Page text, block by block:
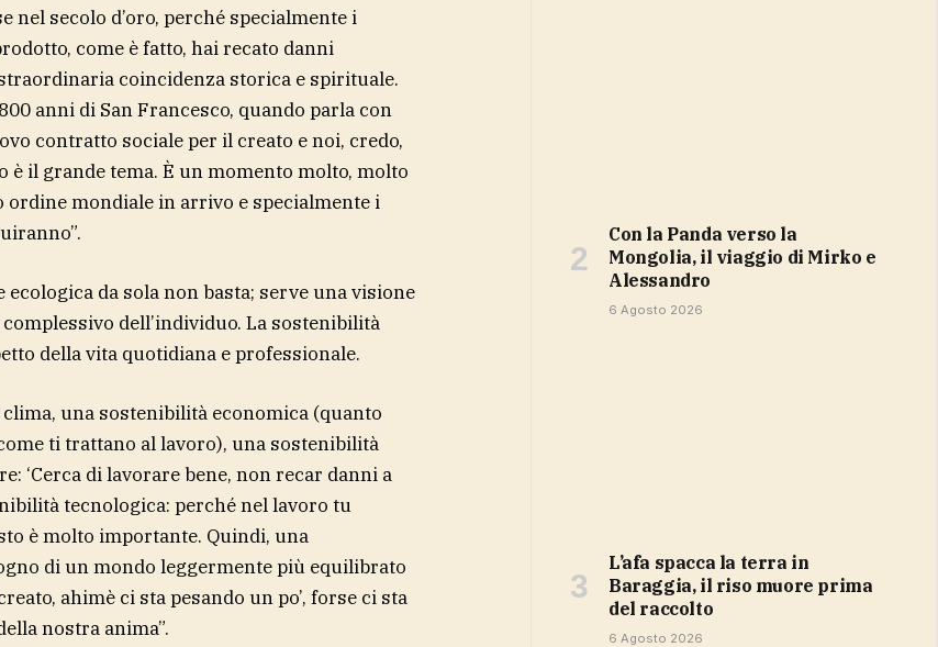
nel secolo d’oro, perché specialmente i
come è fatto, hai recato danni
coincidenza storica e spirituale.
anni di San Francesco, quando parla con
contratto sociale per il creato e noi, credo,
è il grande tema. È un momento molto, molto
ordine mondiale in arrivo e specialmente i
da sola non basta; serve una visione
dell’individuo. La sostenibilità
della vita quotidiana e professionale.
una sostenibilità economica (quanto
ti trattano al lavoro), una sostenibilità
‘Cerca di lavorare bene, non recar danni a
tecnologica: perché nel lavoro tu
è molto importante. Quindi, una
di un mondo leggermente più equilibrato
ahimè ci sta pesando un po’, forse ci sta
nostra anima”.
Con la Panda verso la
Mongolia, il viaggio di Mirko e
Alessandro
6 Agosto 2026
L’afa spacca la terra in
Baraggia, il riso muore prima
del raccolto
6 Agosto 2026